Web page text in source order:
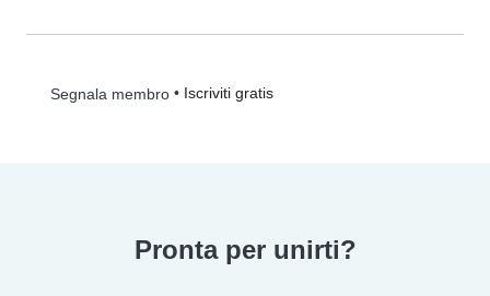
Segnala membro• Iscriviti gratis
Pronta per unirti?